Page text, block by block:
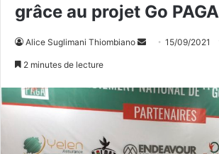
grâce au projet Go PAGA
Alice Suglimani Thiombiano
o
y
r
15/09/2021
2 minutes de lecture